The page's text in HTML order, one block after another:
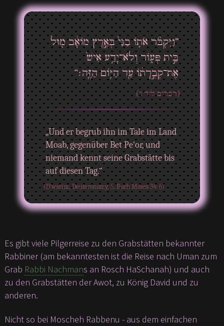
”וַיִּקְבֹּ֨ר אֹת֤וֹ בַגַּי֙ בְּאֶ֣רֶץ מוֹאָ֔ב מ֖וּל
בֵּ֣ית פְּע֑וֹר וְלֹא־יָדַ֥ע אִישׁ֙
אֶת־קְבֻ֣רָת֔וֹ עַ֖ד הַיּ֥וֹם הַזֶּֽה׃“
(דברים ל"ד ו')
„Und er begrub ihn im Tale im Land
Moab, gegenüber Bet Pe‘or, und
niemand kennt seine Grabstätte bis
auf diesen Tag.“
(D’warim, Deuteronomy, 5. Buch Moses 34: 6)
Es gibt viele Pilgerreise zu den Grabstätten bekannter
Rabbiner (am bekanntesten ist die Reise nach Uman zum
Grab Rabbi Nachmans an Rosch HaSchanah) und auch
zu den Grabstätten der Awot, zu König David und zu
anderen.
Nicht so bei Moscheh Rabbenu - aus dem einfachen